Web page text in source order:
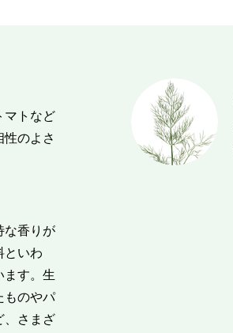
マトなど
のよさ
な香りが
といわ
ます。生
ものやパ
、さまざ